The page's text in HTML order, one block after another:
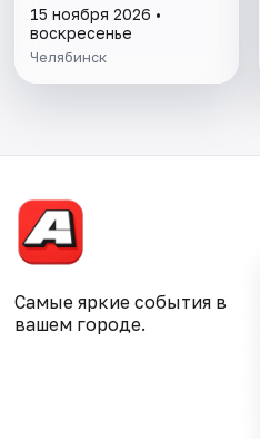
15 ноября 2026 •
воскресенье
Челябинск
Самые яркие события в
вашем городе.